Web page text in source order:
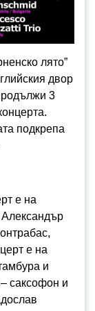
лято”
двор
3
подкрепа
е на
е на
и
саксофон и